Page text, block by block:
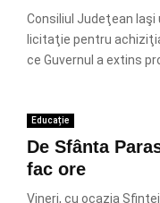
Consiliul Judeţean
licitaţie pentru
ce Guvernul a extins
Educație
De Sfânta
fac ore
Vineri, cu ocazia